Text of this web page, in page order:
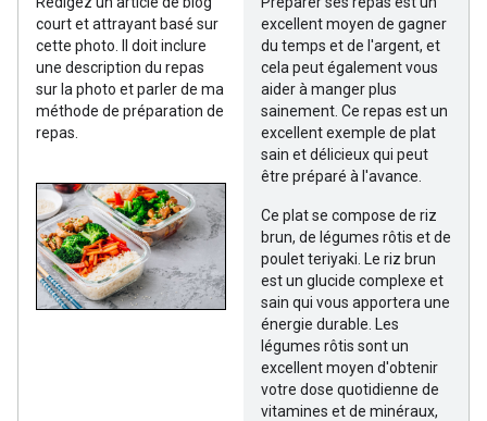
court et attrayant basé sur
cette photo. Il doit inclure
une description du repas
sur la photo et parler de ma
méthode de préparation de
repas.
excellent moyen de gagner
du temps et de l'argent, et
cela peut également vous
aider à manger plus
sainement. Ce repas est un
excellent exemple de plat
sain et délicieux qui peut
être préparé à l'avance.
Ce plat se compose de riz
brun, de légumes rôtis et de
poulet teriyaki. Le riz brun
est un glucide complexe et
sain qui vous apportera une
énergie durable. Les
légumes rôtis sont un
excellent moyen d'obtenir
votre dose quotidienne de
vitamines et de minéraux,